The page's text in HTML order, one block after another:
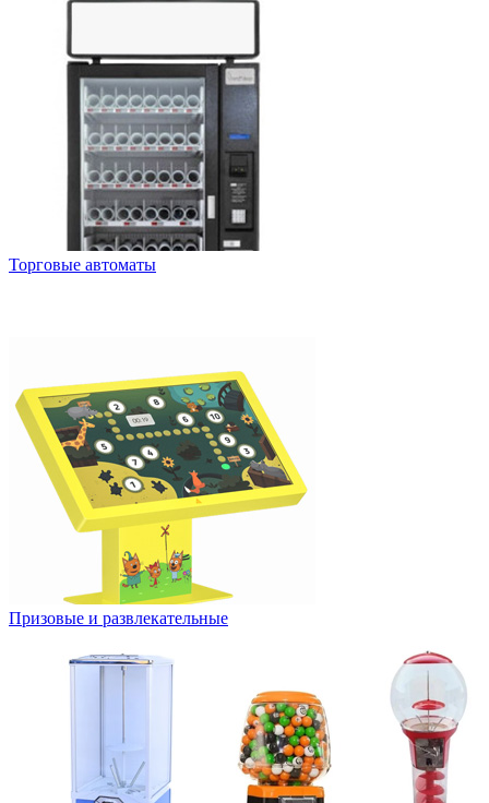
Торговые автоматы
Призовые и развлекательные